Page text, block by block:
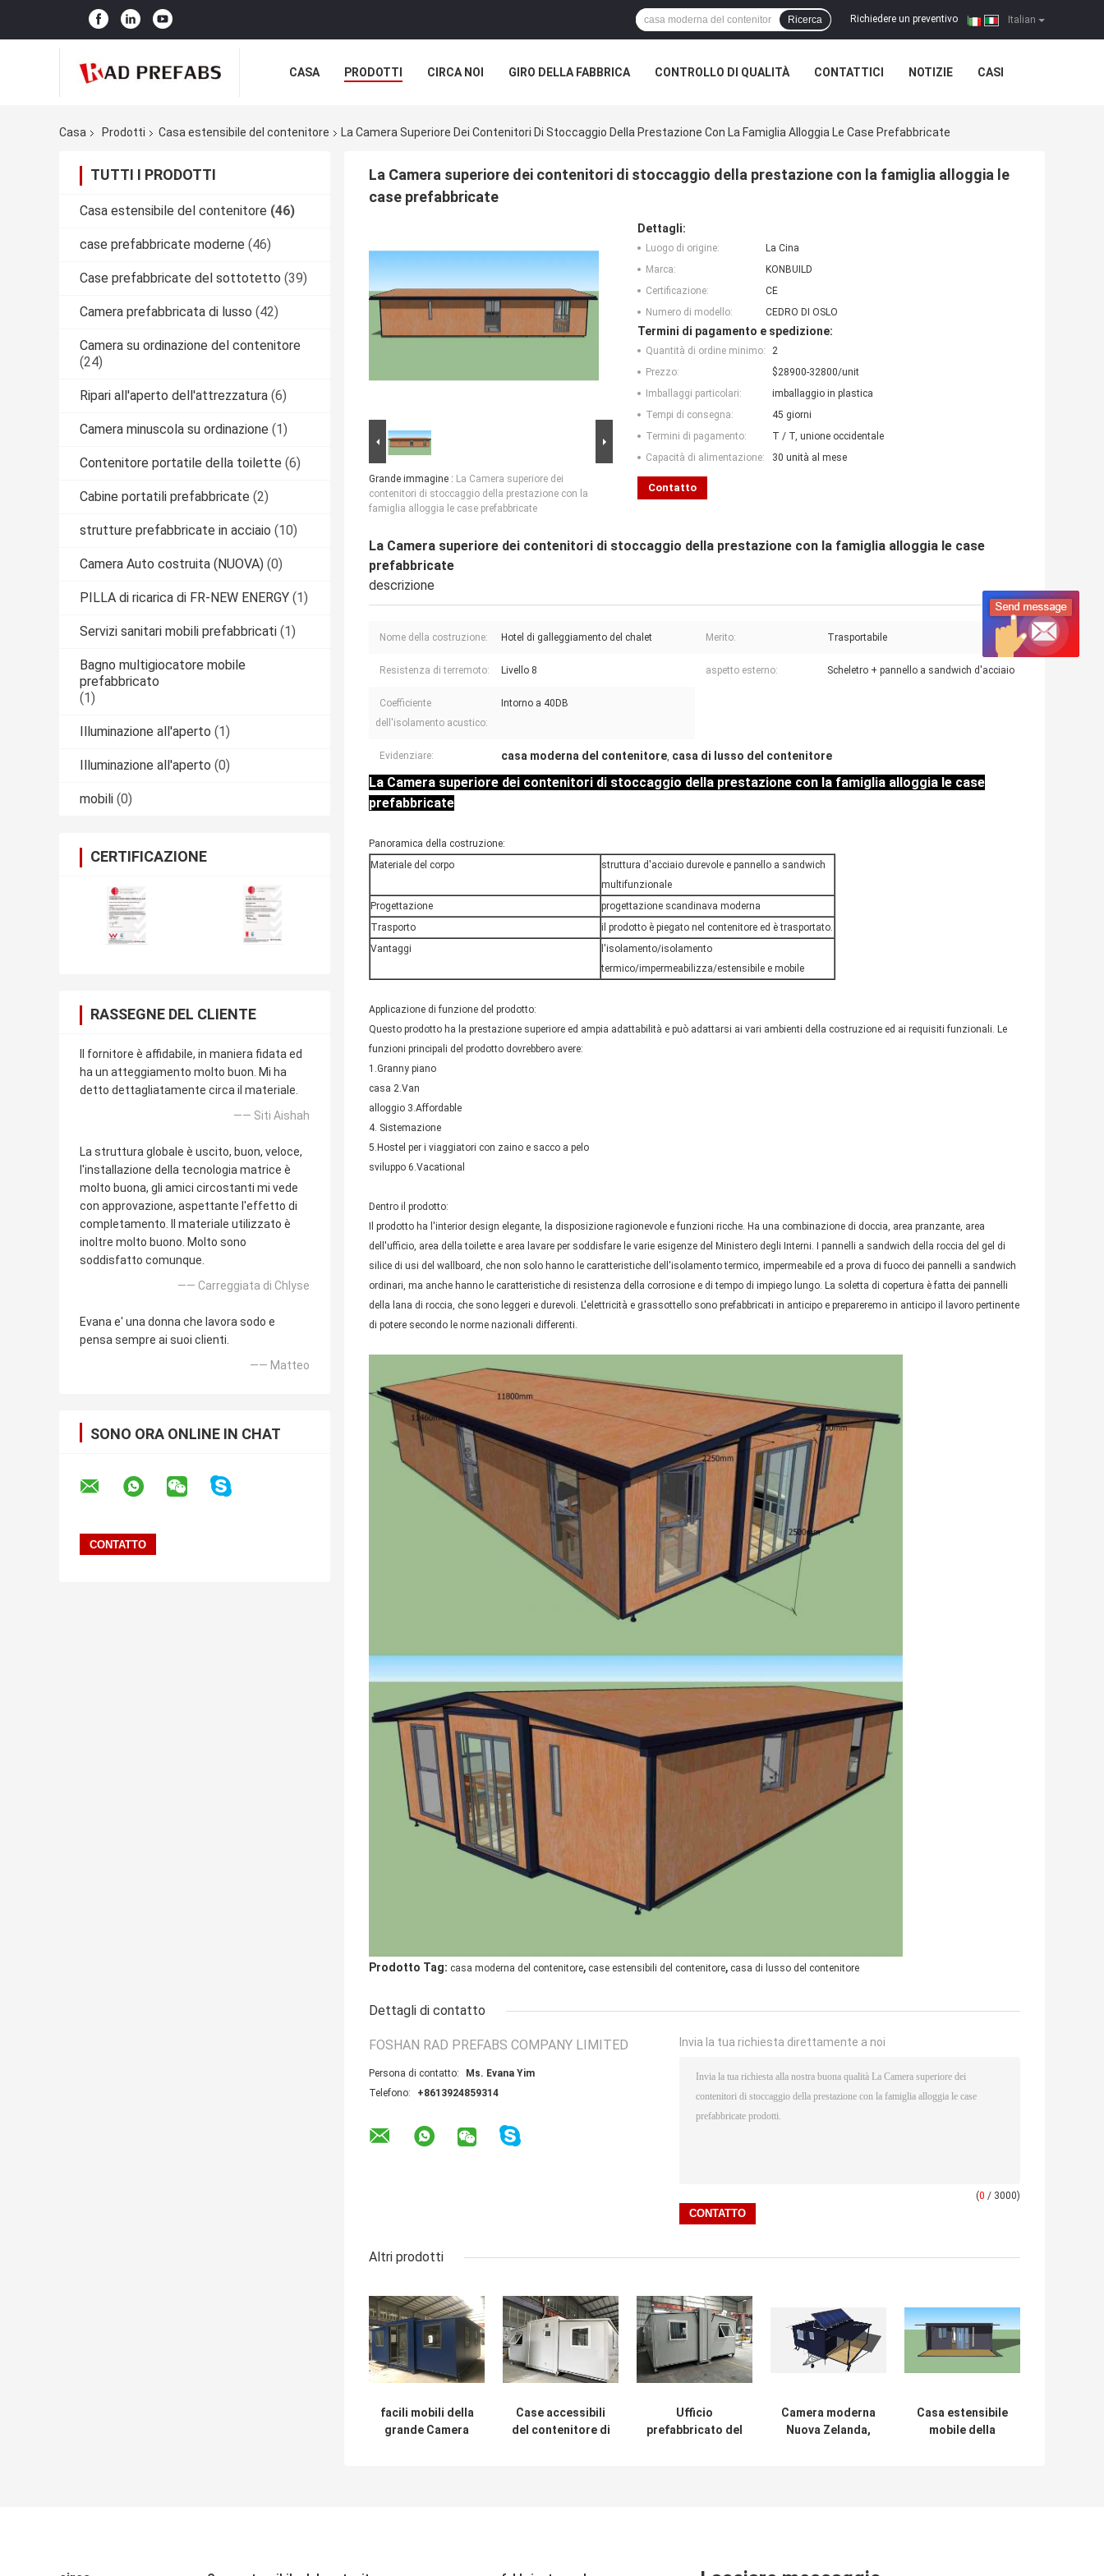
Italian
Richiedere un preventivo |
Ricerca
CASA PRODOTTI CIRCA NOI GIRO DELLA FABBRICA CONTROLLO DI QUALITÀ CONTATTICI NOTIZIE CASI
Casa Prodotti Casa estensibile del contenitore La Camera Superiore Dei Contenitori Di Stoccaggio Della Prestazione Con La Famiglia Alloggia Le Case Prefabbricate
TUTTI I PRODOTTI
Casa estensibile del contenitore (46)
case prefabbricate moderne (46)
Case prefabbricate del sottotetto (39)
Camera prefabbricata di lusso (42)
Camera su ordinazione del contenitore
(24)
Ripari all'aperto dell'attrezzatura (6)
Camera minuscola su ordinazione (1)
Contenitore portatile della toilette (6)
Cabine portatili prefabbricate (2)
strutture prefabbricate in acciaio (10)
Camera Auto costruita (NUOVA) (0)
PILLA di ricarica di FR-NEW ENERGY (1)
Servizi sanitari mobili prefabbricati (1)
Bagno multigiocatore mobile
prefabbricato
(1)
Illuminazione all'aperto (1)
Illuminazione all'aperto (0)
mobili (0)
CERTIFICAZIONE
RASSEGNE DEL CLIENTE
Il fornitore è affidabile, in maniera fidata ed
ha un atteggiamento molto buon. Mi ha
detto dettagliatamente circa il materiale.
—— Siti Aishah
La struttura globale è uscito, buon, veloce,
l'installazione della tecnologia matrice è
molto buona, gli amici circostanti mi vede
con approvazione, aspettante l'effetto di
completamento. Il materiale utilizzato è
inoltre molto buono. Molto sono
soddisfatto comunque.
—— Carreggiata di Chlyse
Evana e' una donna che lavora sodo e
pensa sempre ai suoi clienti.
—— Matteo
SONO ORA ONLINE IN CHAT
La Camera superiore dei contenitori di stoccaggio della prestazione con la famiglia alloggia le
case prefabbricate
Grande immagine : La Camera superiore dei
contenitori di stoccaggio della prestazione con la
famiglia alloggia le case prefabbricate
Dettagli:
Luogo di origine:
La Cina
Marca:
KONBUILD
Certificazione:
CE
Numero di modello:
CEDRO DI OSLO
Termini di pagamento e spedizione:
Quantità di ordine minimo:
2
Prezzo:
$28900-32800/unit
Imballaggi particolari:
imballaggio in plastica
Tempi di consegna:
45 giorni
Termini di pagamento:
T / T, unione occidentale
Capacità di alimentazione:
30 unità al mese
Contatto
La Camera superiore dei contenitori di stoccaggio della prestazione con la famiglia alloggia le case
prefabbricate
descrizione
Nome della costruzione: Hotel di galleggiamento del chalet Merito: Trasportabile
Resistenza di terremoto: Livello 8 aspetto esterno: Scheletro + pannello a sandwich d'acciaio
Coefficiente
dell'isolamento acustico:
Intorno a 40DB
Evidenziare: casa moderna del contenitore, casa di lusso del contenitore
La Camera superiore dei contenitori di stoccaggio della prestazione con la famiglia alloggia le case
prefabbricate
Panoramica della costruzione:
Materiale del corpo
struttura d'acciaio durevole e pannello a sandwich
multifunzionale
Progettazione
progettazione scandinava moderna
Trasporto
il prodotto è piegato nel contenitore ed è trasportato.
Vantaggi
l'isolamento/isolamento
termico/impermeabilizza/estensibile e mobile
Applicazione di funzione del prodotto:
Questo prodotto ha la prestazione superiore ed ampia adattabilità e può adattarsi ai vari ambienti della costruzione ed ai requisiti funzionali. Le
funzioni principali del prodotto dovrebbero avere:
1.Granny piano
casa 2.Van
alloggio 3.Affordable
4. Sistemazione
5.Hostel per i viaggiatori con zaino e sacco a pelo
sviluppo 6.Vacational
Dentro il prodotto:
Il prodotto ha l'interior design elegante, la disposizione ragionevole e funzioni ricche. Ha una combinazione di doccia, area pranzante, area
dell'ufficio, area della toilette e area lavare per soddisfare le varie esigenze del Ministero degli Interni. I pannelli a sandwich della roccia del gel di
silice di usi del wallboard, che non solo hanno le caratteristiche dell'isolamento termico, impermeabile ed a prova di fuoco dei pannelli a sandwich
ordinari, ma anche hanno le caratteristiche di resistenza della corrosione e di tempo di impiego lungo. La soletta di copertura è fatta dei pannelli
della lana di roccia, che sono leggeri e durevoli. L'elettricità e grassottello sono prefabbricati in anticipo e prepareremo in anticipo il lavoro pertinente
di potere secondo le norme nazionali differenti.
Prodotto Tag: casa moderna del contenitore, case estensibili del contenitore, casa di lusso del contenitore
Dettagli di contatto
FOSHAN RAD PREFABS COMPANY LIMITED
Persona di contatto:
Ms. Evana Yim
Telefono:
+8613924859314
Invia la tua richiesta direttamente a noi
(0 / 3000)
Altri prodotti
facili mobili della
grande Camera
Case accessibili
del contenitore di
Ufficio
prefabbricato del
Camera moderna
Nuova Zelanda,
Casa estensibile
mobile della